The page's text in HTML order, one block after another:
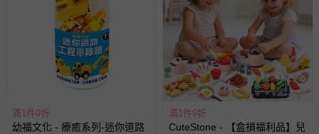
滿1件9折
幼福文化 - 療癒系列-迷你道路
滿1件9折
CuteStone - 【盒損福利品】兒